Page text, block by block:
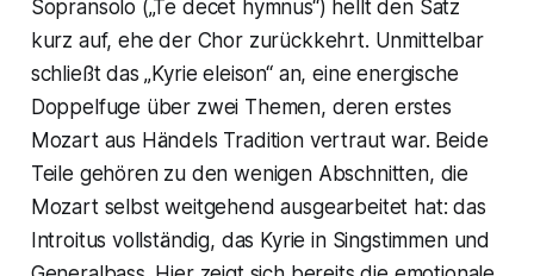
Sopransolo („Te decet hymnus“) hellt den Satz
kurz auf, ehe der Chor zurückkehrt. Unmittelbar
schließt das „Kyrie eleison“ an, eine energische
Doppelfuge über zwei Themen, deren erstes
Mozart aus Händels Tradition vertraut war. Beide
Teile gehören zu den wenigen Abschnitten, die
Mozart selbst weitgehend ausgearbeitet hat: das
Introitus vollständig, das Kyrie in Singstimmen und